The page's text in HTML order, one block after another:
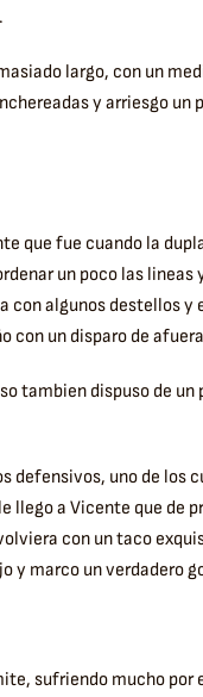
largo, con un
y arriesgo un
que fue cuando la
un poco las lineas
con algunos destellos y
con un disparo de
tambien dispuso de un
defensivos, uno de los
llego a Vicente que de
con un taco
y marco un verdadero
sufriendo mucho por